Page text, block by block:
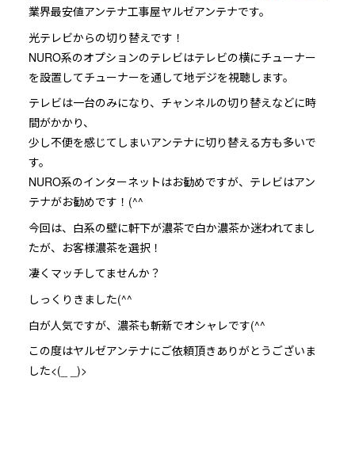
業界最安値アンテナ工事屋ヤルゼアンテナです。
光テレビからの切り替えです！
NURO系のオプションのテレビはテレビの横にチューナー
を設置してチューナーを通して地デジを視聴します。
テレビは一台のみになり、チャンネルの切り替えなどに時
間がかかり、
少し不便を感じてしまいアンテナに切り替える方も多いで
す。
NURO系のインターネットはお勧めですが、テレビはアン
テナがお勧めです！(^^
今回は、白系の壁に軒下が濃茶で白か濃茶か迷われてまし
たが、お客様濃茶を選択！
凄くマッチしてませんか？
しっくりきました(^^
白が人気ですが、濃茶も斬新でオシャレです(^^
この度はヤルゼアンテナにご依頼頂きありがとうございま
した<(_ _)>